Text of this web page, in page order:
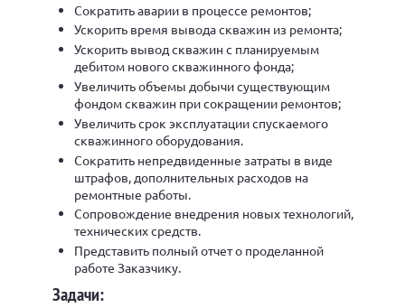
Сократить аварии в процессе ремонтов;
Ускорить время вывода скважин из ремонта;
Ускорить вывод скважин с планируемым
дебитом нового скважинного фонда;
Увеличить объемы добычи существующим
фондом скважин при сокращении ремонтов;
Увеличить срок эксплуатации спускаемого
скважинного оборудования.
Сократить непредвиденные затраты в виде
штрафов, дополнительных расходов на
ремонтные работы.
Сопровождение внедрения новых технологий,
технических средств.
Представить полный отчет о проделанной
работе Заказчику.
Задачи: